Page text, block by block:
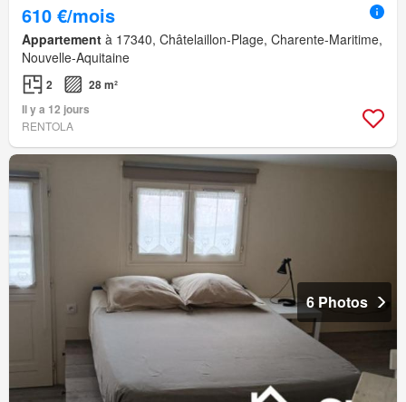
610 €/mois
Appartement à 17340, Châtelaillon-Plage, Charente-Maritime,
Nouvelle-Aquitaine
2
28 m²
Il y a 12 jours
RENTOLA
6 Photos